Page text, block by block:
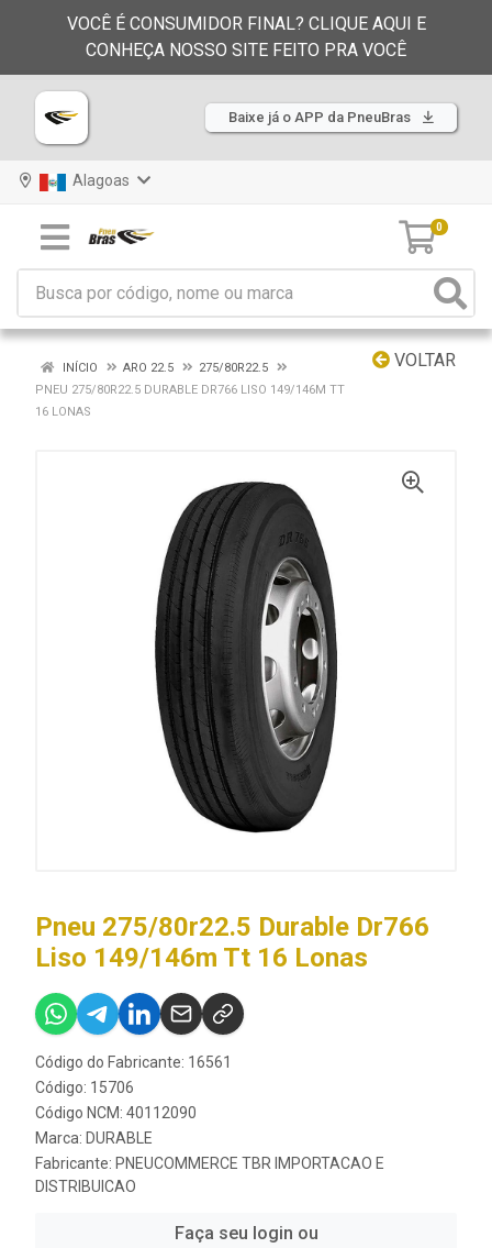
VOCÊ É CONSUMIDOR FINAL? CLIQUE AQUI E
CONHEÇA NOSSO SITE FEITO PRA VOCÊ
Baixe já o APP da PneuBras
Alagoas
0
VOLTAR
INÍCIO ARO 22.5
275/80R22.5
PNEU 275/80R22.5 DURABLE DR766 LISO 149/146M TT
16 LONAS
Pneu 275/80r22.5 Durable Dr766
Liso 149/146m Tt 16 Lonas
Código do Fabricante: 16561
Código: 15706
Código NCM: 40112090
Marca: DURABLE
Fabricante: PNEUCOMMERCE TBR IMPORTACAO E
DISTRIBUICAO
Faça seu login ou